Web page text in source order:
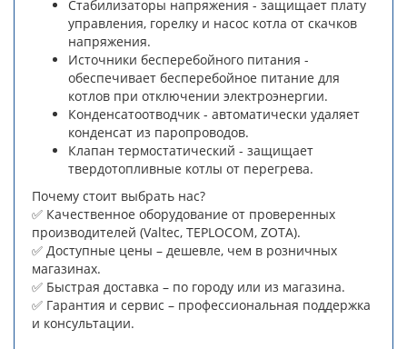
Стабилизаторы напряжения - защищает плату
управления, горелку и насос котла от скачков
напряжения.
Источники бесперебойного питания -
обеспечивает бесперебойное питание для
котлов при отключении электроэнергии.
Конденсатоотводчик - автоматически удаляет
конденсат из паропроводов.
Клапан термостатический - защищает
твердотопливные котлы от перегрева.
Почему стоит выбрать нас?
✅ Качественное оборудование от проверенных
производителей (Valtec, TEPLOCOM, ZOTA).
✅ Доступные цены – дешевле, чем в розничных
магазинах.
✅ Быстрая доставка – по городу или из магазина.
✅ Гарантия и сервис – профессиональная поддержка
и консультации.